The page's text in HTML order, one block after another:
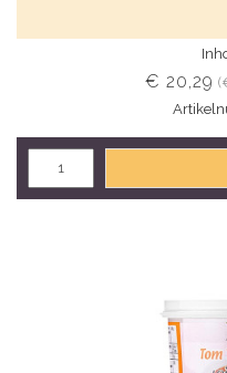
€ 20,29